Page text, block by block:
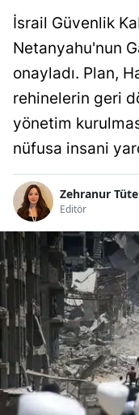
İsrail Güvenlik
Netanyahu'nun
onayladı. Plan,
rehinelerin geri
yönetim
nüfusa insani
Zehranur
Editör